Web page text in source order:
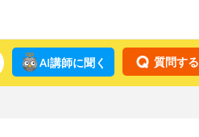
質問する
AI講師に聞く